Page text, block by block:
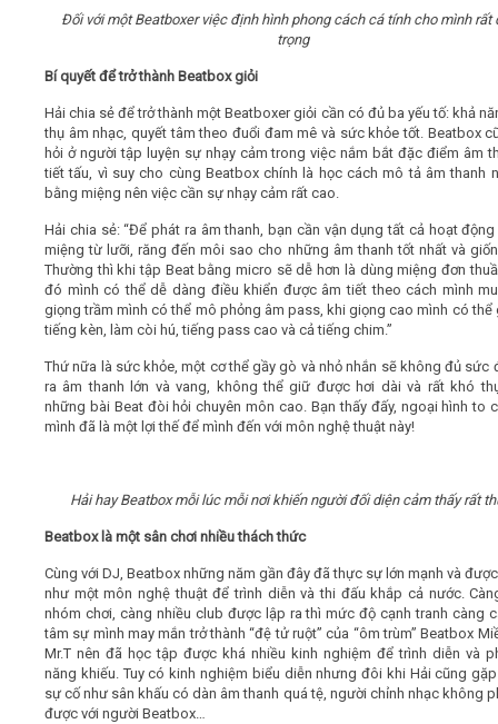
Đối với một Beatboxer việc định hình phong cách cá tính cho mình rất
trọng
Bí quyết để trở thành Beatbox giỏi
Hải chia sẻ để trở thành một Beatboxer giỏi cần có đủ ba yếu tố: khả
thụ âm nhạc, quyết tâm theo đuổi đam mê và sức khỏe tốt. Beatbox
hỏi ở người tập luyện sự nhạy cảm trong việc nắm bắt đặc điểm âm
tiết tấu, vì suy cho cùng Beatbox chính là học cách mô tả âm thanh
bằng miệng nên việc cần sự nhạy cảm rất cao.
Hải chia sẻ: “Để phát ra âm thanh, bạn cần vận dụng tất cả hoạt
miệng từ lưỡi, răng đến môi sao cho những âm thanh tốt nhất và
Thường thì khi tập Beat bằng micro sẽ dễ hơn là dùng miệng đơn
đó mình có thể dễ dàng điều khiển được âm tiết theo cách mình
giọng trầm mình có thể mô phỏng âm pass, khi giọng cao mình có thể
tiếng kèn, làm còi hú, tiếng pass cao và cả tiếng chim.”
Thứ nữa là sức khỏe, một cơ thể gầy gò và nhỏ nhắn sẽ không đủ sức
ra âm thanh lớn và vang, không thể giữ được hơi dài và rất khó
những bài Beat đòi hỏi chuyên môn cao. Bạn thấy đấy, ngoại hình to
mình đã là một lợi thế để mình đến với môn nghệ thuật này!
Hải hay Beatbox mỗi lúc mỗi nơi khiến người đối diện cảm thấy rất
Beatbox là một sân chơi nhiều thách thức
Cùng với DJ, Beatbox những năm gần đây đã thực sự lớn mạnh và
như một môn nghệ thuật để trình diễn và thi đấu khắp cả nước.
nhóm chơi, càng nhiều club được lập ra thì mức độ cạnh tranh càng
tâm sự mình may mắn trở thành “đệ tử ruột” của “ôm trùm” Beatbox
Mr.T nên đã học tập được khá nhiều kinh nghiệm để trình diễn và
năng khiếu. Tuy có kinh nghiệm biểu diễn nhưng đôi khi Hải cũng
sự cố như sân khấu có dàn âm thanh quá tệ, người chỉnh nhạc không
được với người Beatbox…